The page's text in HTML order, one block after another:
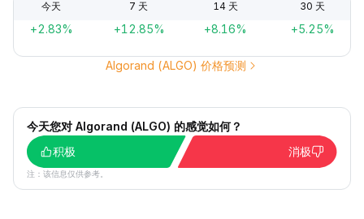
今天 7 天 14 天 30 天
+2.83% +12.85% +8.16% +5.25%
Algorand (ALGO) 价格预测
今天您对 Algorand (ALGO) 的感觉如何？
积极
消极
注：该信息仅供参考。